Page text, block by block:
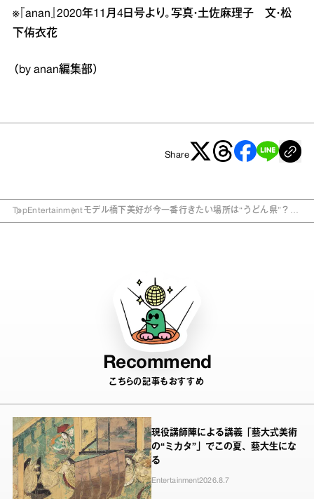
※『anan』2020年11月4日号より。写真・土佐麻理子 文・松
下侑衣花
（by anan編集部）
Share
TopEntertainmentモデル橋下美好が今一番行きたい場所は“うどん県”？
Recommend
こちらの記事もおすすめ
現役講師陣による講義「藝大式美術
の“ミカタ”」でこの夏、藝大生にな
る
Entertainment2026.8.7